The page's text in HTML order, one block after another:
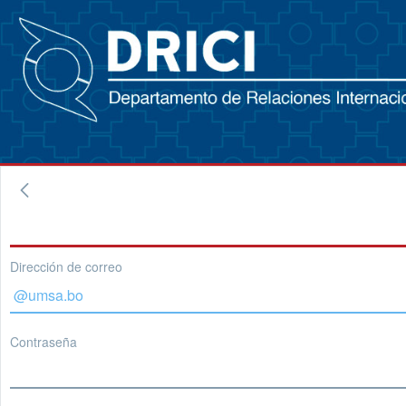
Dirección de correo
Contraseña